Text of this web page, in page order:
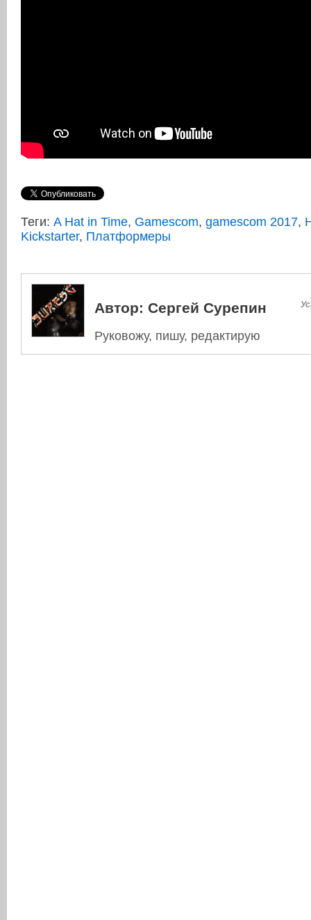
Теги: A Hat in Time, Gamescom, gamescom 2017,
Kickstarter, Платформеры
Автор: Сергей Сурепин
Руковожу, пишу, редактирую